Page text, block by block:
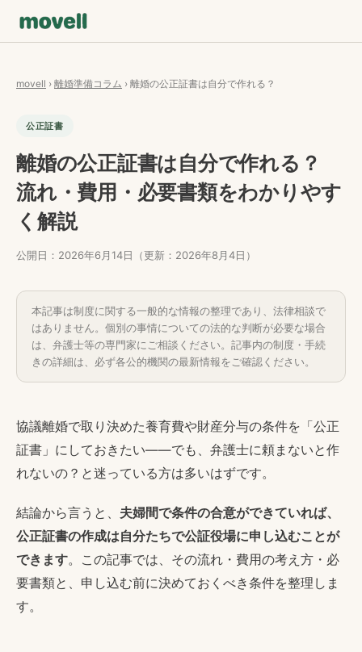
movell › 離婚準備コラム › 離婚の公正証書は自分で作れる？
公正証書
離婚の公正証書は自分で作れる？
流れ・費用・必要書類をわかりやす
く解説
公開日：2026年6月14日（更新：2026年8月4日）
本記事は制度に関する一般的な情報の整理であり、法律相談で
はありません。個別の事情についての法的な判断が必要な場合
は、弁護士等の専門家にご相談ください。記事内の制度・手続
きの詳細は、必ず各公的機関の最新情報をご確認ください。
協議離婚で取り決めた養育費や財産分与の条件を「公正
証書」にしておきたい——でも、弁護士に頼まないと作
れないの？と迷っている方は多いはずです。
結論から言うと、 夫婦間で条件の合意ができていれば、
公正証書の作成は自分たちで公証役場に申し込むことが
できます。この記事では、その流れ・費用の考え方・必
要書類と、申し込む前に決めておくべき条件を整理しま
す。